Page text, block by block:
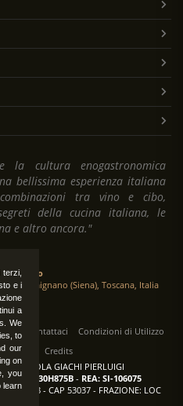
e i
a
We
to
our
on
you
learn
la cultura enogastronomica
bellissima esperienza italiana
tra vino e cibo,
della cucina italiana, le
e altro ancora."
Torciano
San Gimignano (Siena), Toscana, Italia
Contattaci
Condizioni di Utilizzo
Credits
AGRICOLA GIACHI PIERLUIGI
- REA: SI-106075
18 - CAP 53037 - FRAZIONE: LOC